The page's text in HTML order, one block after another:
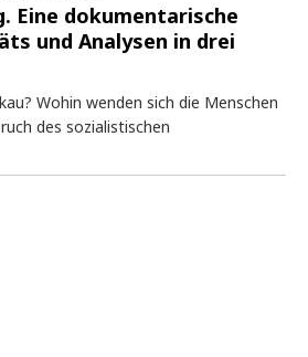
Eine dokumentarische
und Analysen in drei
Wohin wenden sich die Menschen
des sozialistischen